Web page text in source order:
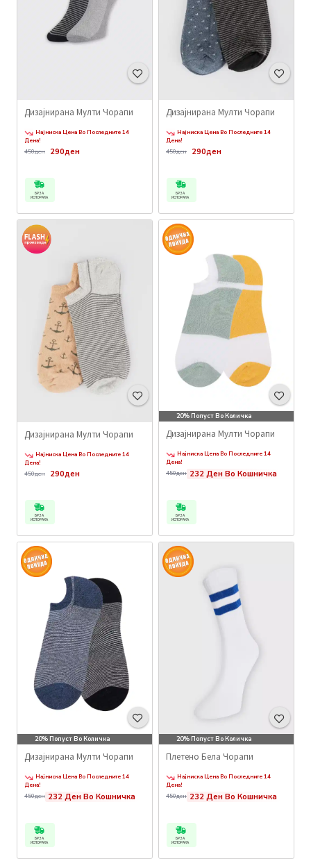
Дизајнирана Мулти Чорапи
Најниска Цена Во Последните 14
Дена!
290ден
450ден
БРЗА
ИСПОРАКА
Дизајнирана Мулти Чорапи
Најниска Цена Во Последните 14
Дена!
290ден
450ден
БРЗА
ИСПОРАКА
Дизајнирана Мулти Чорапи
Најниска Цена Во Последните 14
Дена!
290ден
450ден
БРЗА
ИСПОРАКА
20% Попуст Во Количка
Дизајнирана Мулти Чорапи
Најниска Цена Во Последните 14
Дена!
232 Ден Во Кошничка
450ден
БРЗА
ИСПОРАКА
20% Попуст Во Количка
Дизајнирана Мулти Чорапи
Најниска Цена Во Последните 14
Дена!
232 Ден Во Кошничка
450ден
БРЗА
ИСПОРАКА
20% Попуст Во Количка
Плетено Бела Чорапи
Најниска Цена Во Последните 14
Дена!
232 Ден Во Кошничка
450ден
БРЗА
ИСПОРАКА